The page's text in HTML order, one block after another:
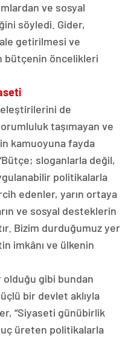
ve sosyal
söyledi. Gider,
getirilmesi ve
bütçenin öncelikleri
de
taşımayan ve
kamuoyuna fayda
sloganlarla değil,
politikalarla
edenler, yarın ortaya
ve sosyal desteklerin
Bizim durduğumuz yer
imkânı ve ülkenin
gibi bundan
bir devlet aklıyla
“Siyaseti günübirlik
üreten politikalarla